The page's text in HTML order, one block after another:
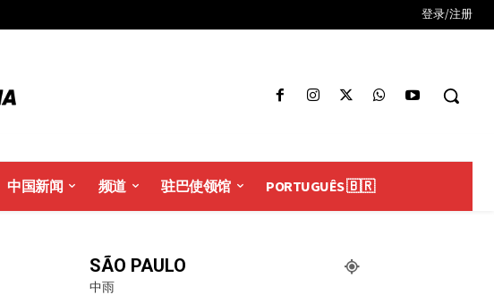
登录/注册
中国新闻 频道 驻巴使领馆 PORTUGUÊS 🇧🇷
SÃO PAULO
中雨